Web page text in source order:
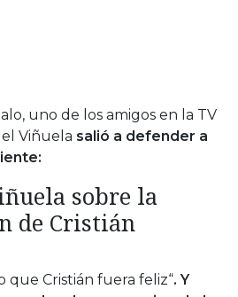
uno de los amigos en la TV
Viñuela salió a defender a
sobre la
de Cristián
que Cristián fuera feliz“. Y